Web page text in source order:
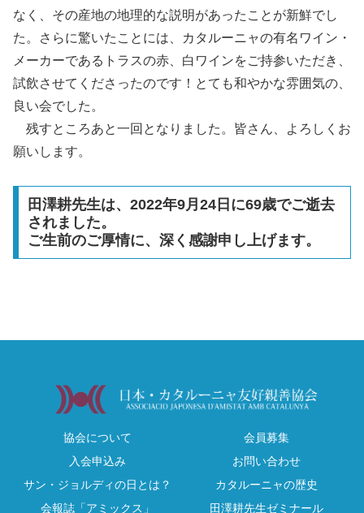
なく、その産地の地理的な説明があったことが新鮮でし
た。さらに驚いたことには、カタルーニャの有名ワイン・
メーカーであるトラスの赤、白ワインをご持参いただき、
試飲させてくださったのです！とても和やかな雰囲気の、
良い会でした。
残すところあと一回となりました。皆さん、よろしくお
願いします。
田澤耕先生は、2022年9月24日に69歳でご逝去
されました。
ご生前のご厚情に、深く感謝申し上げます。
協会について
会員募集
入会申込み
お問い合わせ
サン・ジョルディの日とは？
カタルーニャの歴史
会報誌「アミックス」
田澤耕先生ゼミナール